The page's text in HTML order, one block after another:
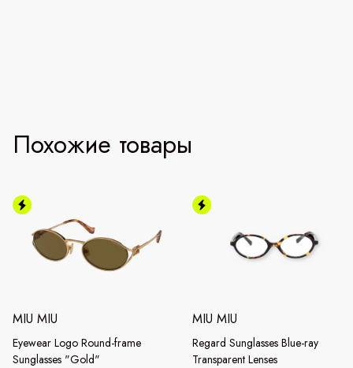
Похожие товары
MIU MIU
Eyewear Logo Round-frame
Sunglasses "Gold"
MIU MIU
Regard Sunglasses Blue-ray
Transparent Lenses